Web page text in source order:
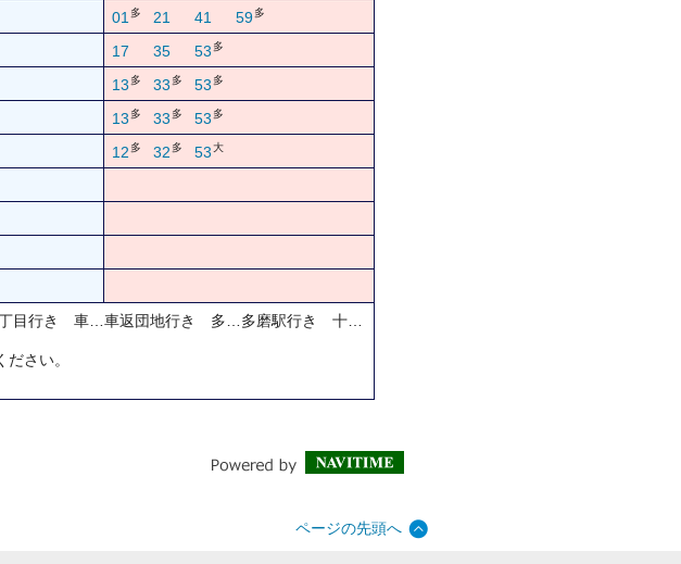
01 多 21 41 59多
17 35 53 多
13 多 33 多 53 多
13 多 33 多 53 多
12 多 32 多 53 大
目行き 車…車返団地行き 多…多磨駅行き 十…
さい。
ページの先頭へ